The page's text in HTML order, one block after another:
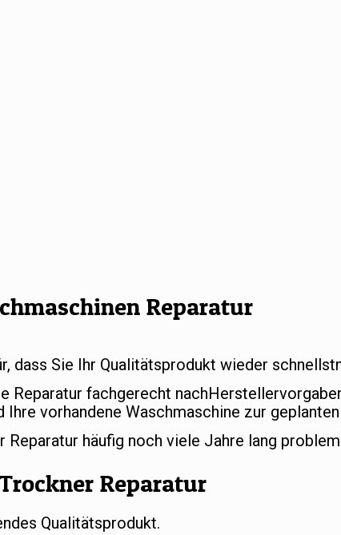
Reparatur
dass Sie Ihr Qualitätsprodukt wieder
fachgerecht
vorhandene Waschmaschine zur
häufig noch viele Jahre lang
Reparatur
Qualitätsprodukt.